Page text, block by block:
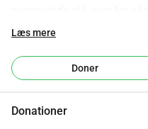
dele af Nigeria fortsætter
af diasporaen, med børn
gøre ingenting, mens
gennemtrængende blik fra
Læs mere
Doner
Donationer